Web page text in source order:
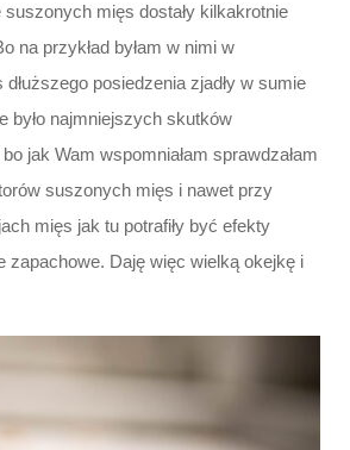
suszonych mięs dostały kilkakrotnie
na przykład byłam w nimi w
posiedzenia zjadły w sumie
było najmniejszych skutków
jak Wam wspomniałam sprawdzałam
suszonych mięs i nawet przy
mięs jak tu potrafiły być efekty
zapachowe. Daję więc wielką okejkę i